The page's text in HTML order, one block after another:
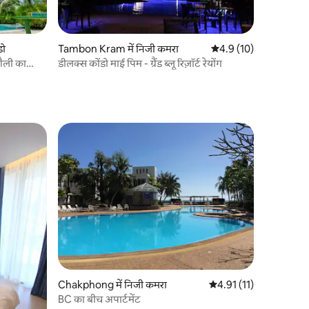
का
Tambon Kram में निजी कमरा औसत रेटिंग 5 में से 4.9,
4.9 (10)
डीलक्स कोंडो माई पिम - ग्रैंड ब्लू रिज़ॉर्ट रेयोंग
Chakphong में निजी कमरा औसत रेटिंग 5 में से 4.91,
4.91 (11)
BC का बीच अपार्टमेंट